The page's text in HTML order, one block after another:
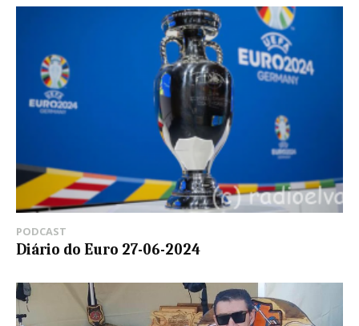
PODCAST
Diário do Euro 27-06-2024